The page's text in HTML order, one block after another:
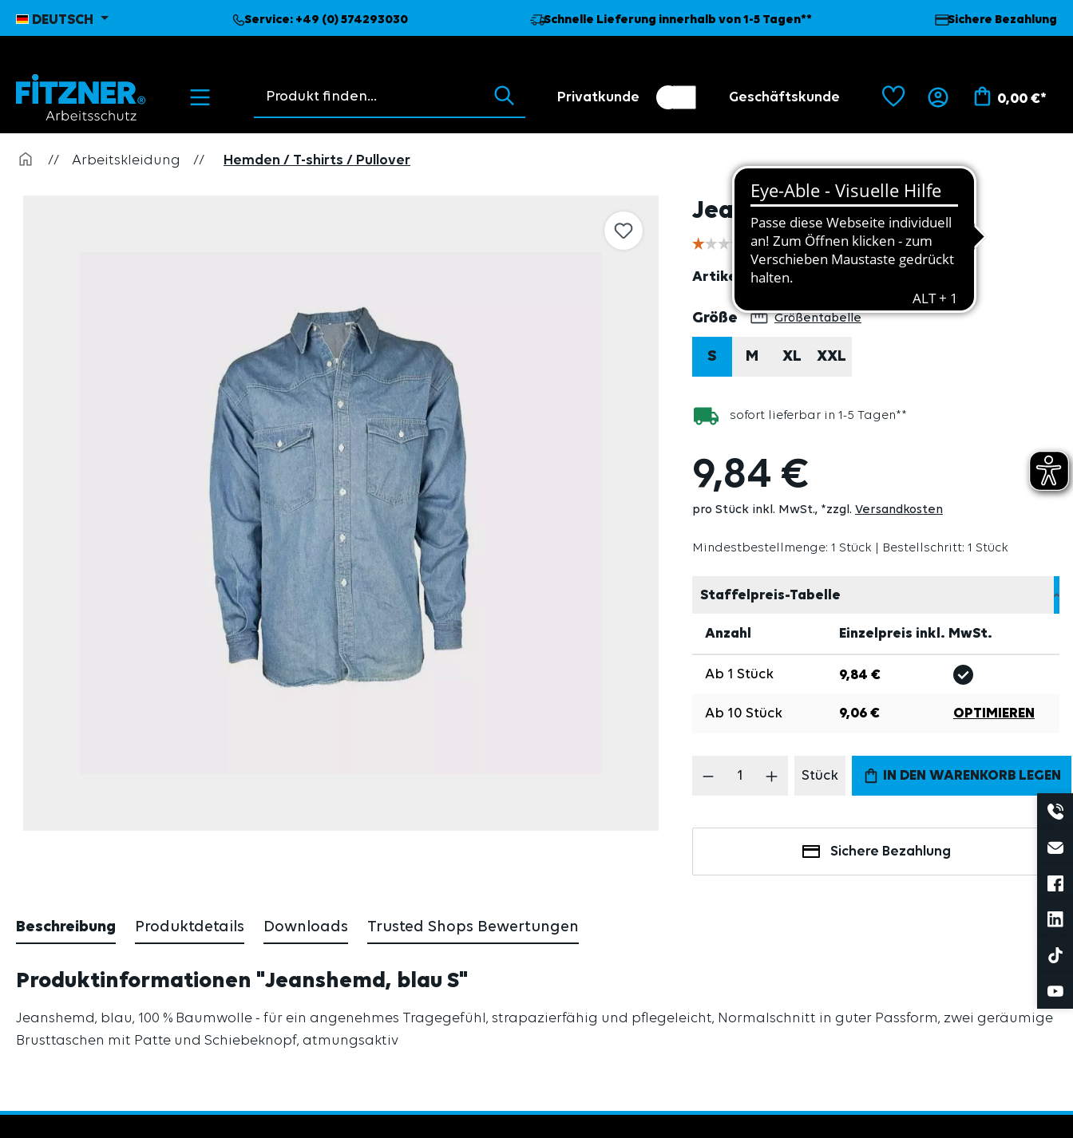
Zur Hauptnavigation springen
DEUTSCH Service: +49 (0) 574293030 Schnelle Lieferung innerhalb von 1-5 Tagen** Sichere Bezahlung
Suchvorschläge erscheinen beim Tippen.
Privatkunde
Kundenumschalter
Geschäftskunde
Händler 0,00 €*
// Arbeitskleidung // Hemden / T-shirts / Pullover
Jeanshemd, blau S
Artikel 4070
Größeauswählen
Größentabelle
S M XL XXL
sofort lieferbar in 1-5 Tagen**
9,84 €
pro Stück inkl. MwSt. *zzgl. Versandkosten
Mindestbestellmenge: 1 Stück | Bestellschritt: 1 Stück
Staffelpreis-Tabelle
Anzahl Einzelpreis inkl. MwSt.
Ab 1 Stück 9,84 €
Ab 10 Stück 9,06 € OPTIMIEREN
Produkt Anzahl: Gib den gewünschten
Stück IN DEN WARENKORB LEGEN
Sichere Bezahlung
Beschreibung Produktdetails Downloads Trusted Shops Bewertungen
Produktinformationen "Jeanshemd, blau S"
Jeanshemd, blau, 100 % Baumwolle - für ein angenehmes Tragegefühl, strapazierfähig und pflegeleicht, Normalschnitt in guter Passform, zwei geräumige
Brusttaschen mit Patte und Schiebeknopf, atmungsaktiv